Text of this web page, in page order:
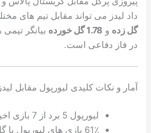
داد لیدز می تواند مقابل تیم های
گل زده و 1.78 گل خورده
بیانگر
در فاز دفاعی است.
آمار و نکات کلیدی لیورپول مقابل لیدز
لیورپول 5 برد از 7 بازی اخیر خود به دست آورده است
61٪ بازی های لیورپول با گلزنی هر دو تیم همراه بوده